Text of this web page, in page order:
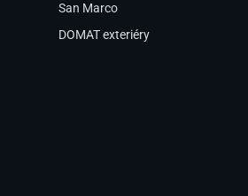
San Marco
DOMAT exteriéry